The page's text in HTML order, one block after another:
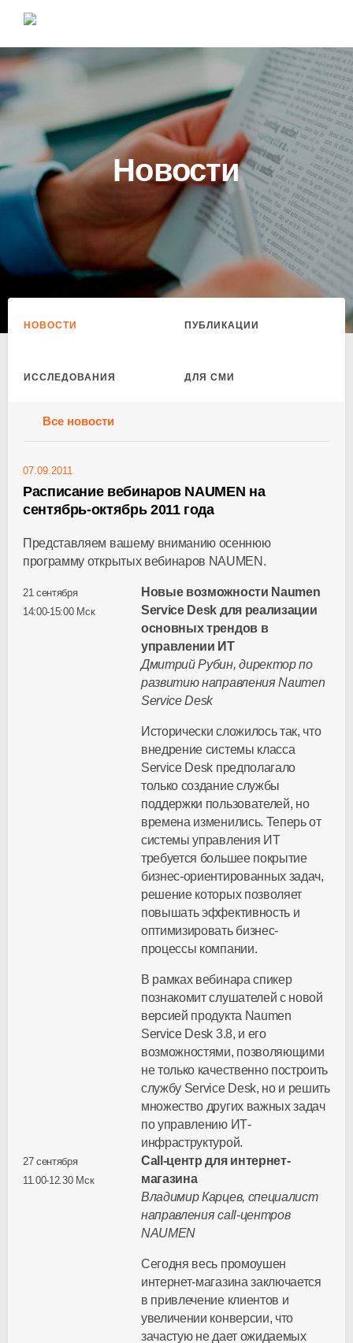
Новости
НОВОСТИ ПУБЛИКАЦИИ
ИССЛЕДОВАНИЯ ДЛЯ СМИ
Все новости
07.09.2011
Расписание вебинаров NAUMEN на
сентябрь-октябрь 2011 года
Представляем вашему вниманию осеннюю
программу открытых вебинаров NAUMEN.
21 сентября
14:00-15:00 Мск
Новые возможности Naumen
Service Desk для реализации
основных трендов в
управлении ИТ
Дмитрий Рубин, директор по
развитию направления Naumen
Service Desk
Исторически сложилось так, что
внедрение системы класса
Service Desk предполагало
только создание службы
поддержки пользователей, но
времена изменились. Теперь от
системы управления ИТ
требуется большее покрытие
бизнес-ориентированных задач,
решение которых позволяет
повышать эффективность и
оптимизировать бизнес-
процессы компании.
В рамках вебинара спикер
познакомит слушателей с новой
версией продукта Naumen
Service Desk 3.8, и его
возможностями, позволяющими
не только качественно построить
службу Service Desk, но и решить
множество других важных задач
по управлению ИТ-
инфраструктурой.
27 сентября
11.00-12.30 Мск
Call-центр для интернет-
магазина
Владимир Карцев, специалист
направления call-центров
NAUMEN
Сегодня весь промоушен
интернет-магазина заключается
в привлечение клиентов и
увеличении конверсии, что
зачастую не дает ожидаемых